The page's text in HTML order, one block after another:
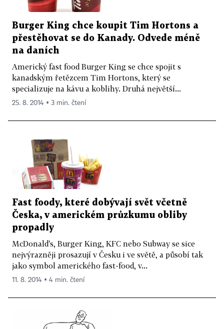
Burger King chce koupit Tim Hortons a
přestěhovat se do Kanady. Odvede méně
na daních
Americký fast food Burger King se chce spojit s
kanadským řetězcem Tim Hortons, který se
specializuje na kávu a koblihy. Druhá největší...
25. 8. 2014 ▪ 3 min. čtení
Fast foody, které dobývají svět včetně
Česka, v americkém průzkumu obliby
propadly
McDonald's, Burger King, KFC nebo Subway se sice
nejvýrazněji prosazují v Česku i ve světě, a působí tak
jako symbol amerického fast-food, v...
11. 8. 2014 ▪ 4 min. čtení